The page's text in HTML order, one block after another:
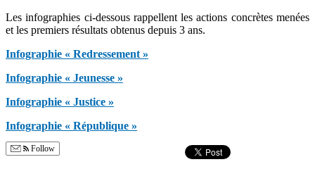
Les infographies ci-dessous rappellent les actions concrètes menées
et les premiers résultats obtenus depuis 3 ans.
Infographie « Redressement »
Infographie « Jeunesse »
Infographie « Justice »
Infographie « République »
Follow